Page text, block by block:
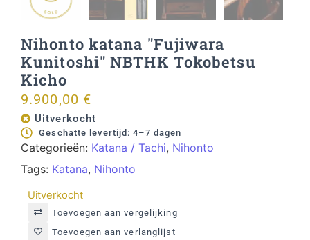
Nihonto katana "Fujiwara
Kunitoshi" NBTHK Tokobetsu
Kicho
9.900,00 €
Uitverkocht
Geschatte levertijd: 4–7 dagen
Categorieën: Katana / Tachi, Nihonto
Tags: Katana, Nihonto
Uitverkocht
Toevoegen aan vergelijking
Toevoegen aan verlanglijst